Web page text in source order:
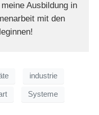
Ausbildung in
mit den
industrie
Systeme